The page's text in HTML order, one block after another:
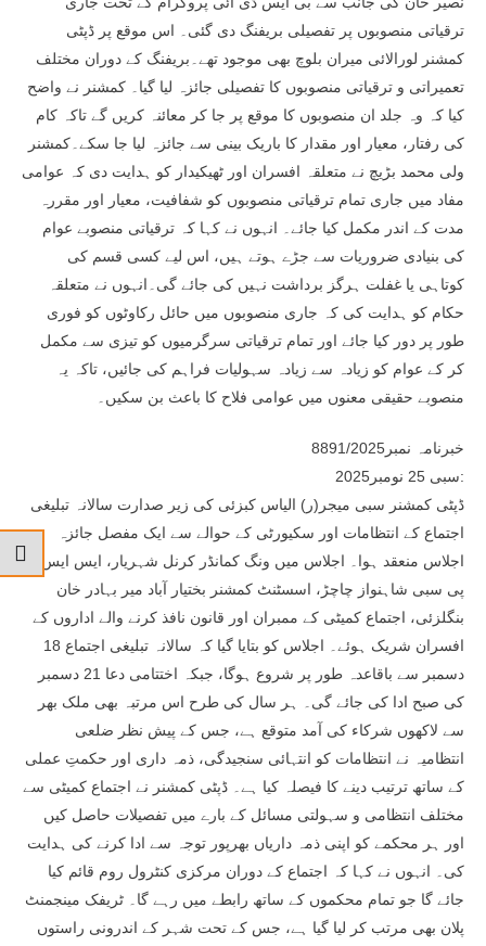
ترقیاتی منصوبوں پر تفصیلی بریفنگ دی گئی۔ اس موقع پر ڈپٹی
کمشنر لورالائی میران بلوچ بھی موجود تھے۔بریفنگ کے دوران مختلف
تعمیراتی و ترقیاتی منصوبوں کا تفصیلی جائزہ لیا گیا۔ کمشنر نے واضح
کیا کہ وہ جلد ان منصوبوں کا موقع پر جا کر معائنہ کریں گے تاکہ کام
کی رفتار، معیار اور مقدار کا باریک بینی سے جائزہ لیا جا سکے۔کمشنر
ولی محمد بڑیچ نے متعلقہ افسران اور ٹھیکیدار کو ہدایت دی کہ عوامی
مفاد میں جاری تمام ترقیاتی منصوبوں کو شفافیت، معیار اور مقررہ
مدت کے اندر مکمل کیا جائے۔ انہوں نے کہا کہ ترقیاتی منصوبے عوام
کی بنیادی ضروریات سے جڑے ہوتے ہیں، اس لیے کسی قسم کی
کوتاہی یا غفلت ہرگز برداشت نہیں کی جائے گی۔انہوں نے متعلقہ
حکام کو ہدایت کی کہ جاری منصوبوں میں حائل رکاوٹوں کو فوری
طور پر دور کیا جائے اور تمام ترقیاتی سرگرمیوں کو تیزی سے مکمل
کر کے عوام کو زیادہ سے زیادہ سہولیات فراہم کی جائیں، تاکہ یہ
منصوبے حقیقی معنوں میں عوامی فلاح کا باعث بن سکیں۔
خبرنامہ نمبر8891/2025
سبی 25 نومبر2025:
ڈپٹی کمشنر سبی میجر(ر) الیاس کبزئی کی زیر صدارت سالانہ تبلیغی
اجتماع کے انتظامات اور سکیورٹی کے حوالے سے ایک مفصل جائزہ
اجلاس منعقد ہوا۔ اجلاس میں ونگ کمانڈر کرنل شہریار، ایس ایس
پی سبی شاہنواز چاچڑ، اسسٹنٹ کمشنر بختیار آباد میر بہادر خان
بنگلزئی، اجتماع کمیٹی کے ممبران اور قانون نافذ کرنے والے اداروں کے
افسران شریک ہوئے۔ اجلاس کو بتایا گیا کہ سالانہ تبلیغی اجتماع 18
دسمبر سے باقاعدہ طور پر شروع ہوگا، جبکہ اختتامی دعا 21 دسمبر
کی صبح ادا کی جائے گی۔ ہر سال کی طرح اس مرتبہ بھی ملک بھر
سے لاکھوں شرکاء کی آمد متوقع ہے، جس کے پیش نظر ضلعی
انتظامیہ نے انتظامات کو انتہائی سنجیدگی، ذمہ داری اور حکمتِ عملی
کے ساتھ ترتیب دینے کا فیصلہ کیا ہے۔ ڈپٹی کمشنر نے اجتماع کمیٹی سے
مختلف انتظامی و سہولتی مسائل کے بارے میں تفصیلات حاصل کیں
اور ہر محکمے کو اپنی ذمہ داریاں بھرپور توجہ سے ادا کرنے کی ہدایت
کی۔ انہوں نے کہا کہ اجتماع کے دوران مرکزی کنٹرول روم قائم کیا
جائے گا جو تمام محکموں کے ساتھ رابطے میں رہے گا۔ ٹریفک مینجمنٹ
پلان بھی مرتب کر لیا گیا ہے، جس کے تحت شہر کے اندرونی راستوں